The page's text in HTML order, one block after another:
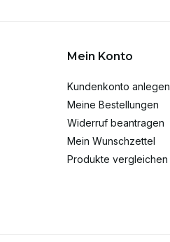
Mein Konto
Kundenkonto anlegen
Meine Bestellungen
Widerruf beantragen
Mein Wunschzettel
Produkte vergleichen